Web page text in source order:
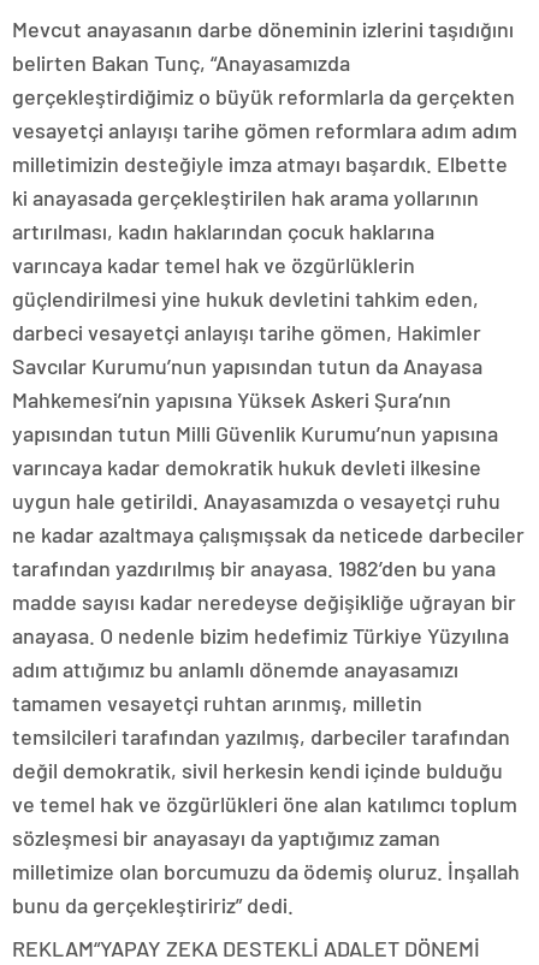
Mevcut anayasanın darbe döneminin izlerini taşıdığını
belirten Bakan Tunç, “Anayasamızda
gerçekleştirdiğimiz o büyük reformlarla da gerçekten
vesayetçi anlayışı tarihe gömen reformlara adım adım
milletimizin desteğiyle imza atmayı başardık. Elbette
ki anayasada gerçekleştirilen hak arama yollarının
artırılması, kadın haklarından çocuk haklarına
varıncaya kadar temel hak ve özgürlüklerin
güçlendirilmesi yine hukuk devletini tahkim eden,
darbeci vesayetçi anlayışı tarihe gömen, Hakimler
Savcılar Kurumu’nun yapısından tutun da Anayasa
Mahkemesi’nin yapısına Yüksek Askeri Şura’nın
yapısından tutun Milli Güvenlik Kurumu’nun yapısına
varıncaya kadar demokratik hukuk devleti ilkesine
uygun hale getirildi. Anayasamızda o vesayetçi ruhu
ne kadar azaltmaya çalışmışsak da neticede darbeciler
tarafından yazdırılmış bir anayasa. 1982’den bu yana
madde sayısı kadar neredeyse değişikliğe uğrayan bir
anayasa. O nedenle bizim hedefimiz Türkiye Yüzyılına
adım attığımız bu anlamlı dönemde anayasamızı
tamamen vesayetçi ruhtan arınmış, milletin
temsilcileri tarafından yazılmış, darbeciler tarafından
değil demokratik, sivil herkesin kendi içinde bulduğu
ve temel hak ve özgürlükleri öne alan katılımcı toplum
sözleşmesi bir anayasayı da yaptığımız zaman
milletimize olan borcumuzu da ödemiş oluruz. İnşallah
bunu da gerçekleştiririz” dedi.
REKLAM“YAPAY ZEKA DESTEKLİ ADALET DÖNEMİ